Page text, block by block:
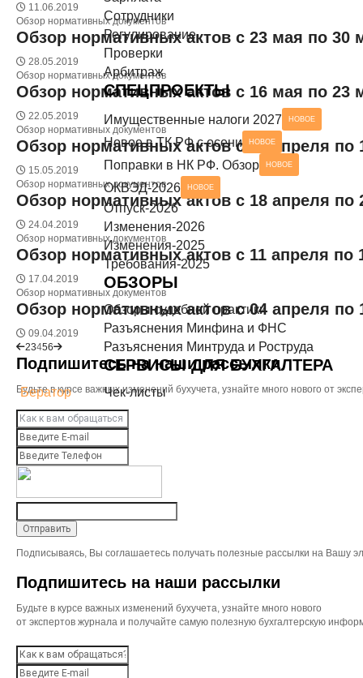
Разъяснения Минтруда и Роструда
СЕРВИСЫ ДЛЯ БУХГАЛТЕРА
Чек-листы
Бератор
Сотрудники
Регулирование
Проверки
Арбитраж
СПЕЦПРОЕКТЫ
Имущественные налоги 2027 НОВОЕ
Новое в ТК РФ с осени НОВОЕ
Поправки в НК РФ. Обзор НОВОЕ
ОКВЭД-2026 НОВОЕ
Отпуск-2026
Изменения-2026
Изменения-2025
Требования-2025
ОБЗОРЫ
Обзоры судебной практики
Разъяснения Минфина и ФНС
Разъяснения Минтруда и Роструда
СЕРВИСЫ ДЛЯ БУХГАЛТЕРА
Чек-листы
11.06.2019
Обзор нормативных документов
Обзор нормативных актов с 23 мая по 30
28.05.2019
Обзор нормативных документов
Обзор нормативных актов с 16 мая по 23
22.05.2019
Обзор нормативных документов
Обзор нормативных актов с 25 апреля по
15.05.2019
Обзор нормативных документов
Обзор нормативных актов с 18 апреля по
24.04.2019
Обзор нормативных документов
Обзор нормативных актов с 11 апреля по
17.04.2019
Обзор нормативных документов
Обзор нормативных актов с 04 апреля по
09.04.2019
23456
Подпишитесь на наши рассылки
Будьте в курсе важных изменений бухучета, узнайте много нового от
Подписываясь, Вы соглашаетесь получать полезные рассылки на Вашу
Подпишитесь на наши рассылки
Будьте в курсе важных изменений бухучета, узнайте много нового
от экспертов журнала и получайте самую полезную бухгалтерскую